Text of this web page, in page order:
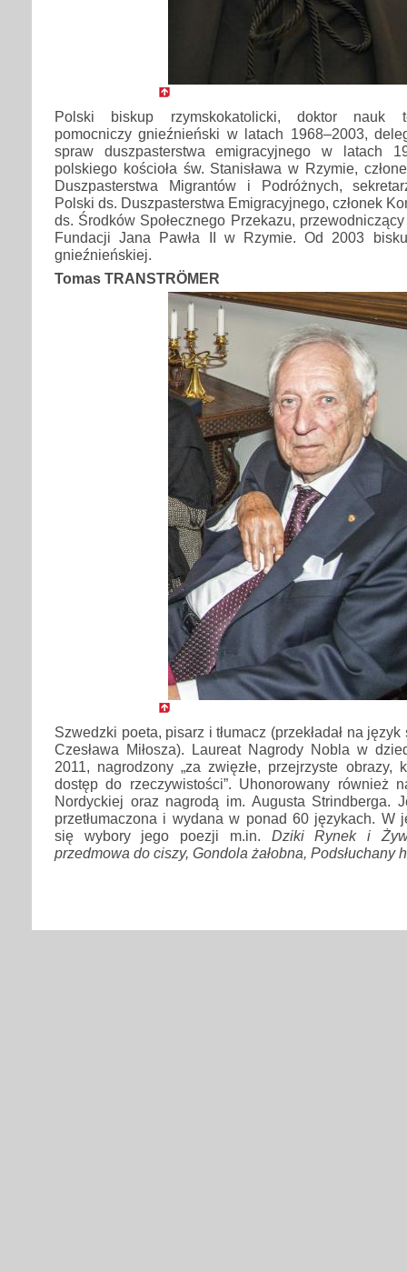
Polski biskup rzymskokatolicki, doktor nauk
pomocniczy gnieźnieński w latach 1968–2003,
spraw duszpasterstwa emigracyjnego w latach
polskiego kościoła św. Stanisława w Rzymie,
Duszpasterstwa Migrantów i Podróżnych,
Polski ds. Duszpasterstwa Emigracyjnego, członek
ds. Środków Społecznego Przekazu,
Fundacji Jana Pawła II w Rzymie. Od 2003
gnieźnieńskiej.
Tomas TRANSTRÖMER
Szwedzki poeta, pisarz i tłumacz (przekładał na
Czesława Miłosza). Laureat Nagrody Nobla w
2011, nagrodzony „za zwięzłe, przejrzyste obrazy,
dostęp do rzeczywistości”. Uhonorowany również
Nordyckiej oraz nagrodą im. Augusta Strindberga.
przetłumaczona i wydana w ponad 60 językach. W
się wybory jego poezji m.in. Dziki Rynek i
przedmowa do ciszy, Gondola żałobna, Podsłuchany